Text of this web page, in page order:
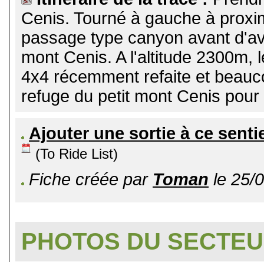
Cenis. Tourné à gauche à
passage type canyon avant
mont Cenis. A l'altitude
4x4 récemment refaite et
refuge du petit mont Cenis
Ajouter une sortie à ce
(To Ride List)
Fiche créée par Toman le 25/
PHOTOS DU